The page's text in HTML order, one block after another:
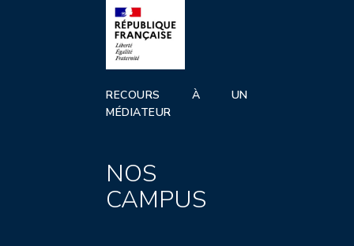
RECOURS À UN
MÉDIATEUR
NOS
CAMPUS